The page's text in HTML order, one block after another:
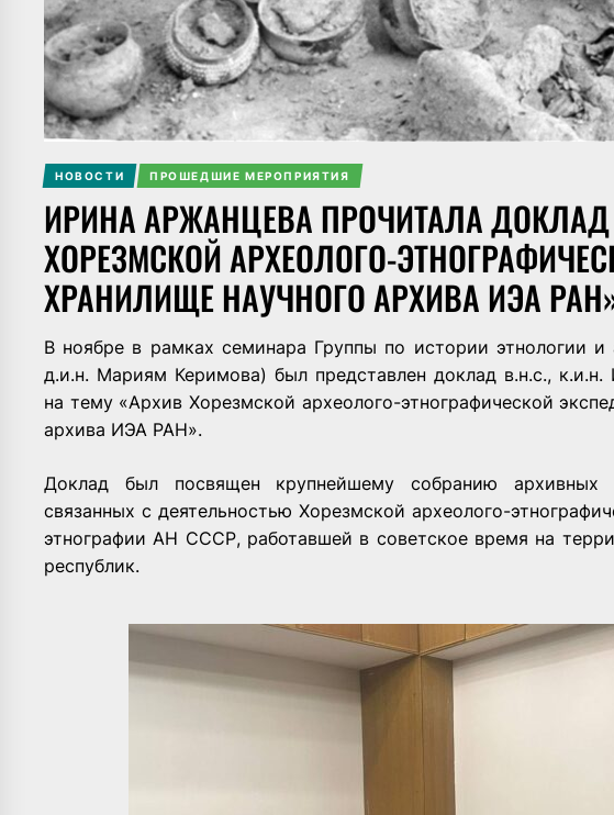
НОВОСТИ ПРОШЕДШИЕ МЕРОПРИЯТИЯ
ИРИНА АРЖАНЦЕВА ПРОЧИТАЛА ДОКЛАД
ХОРЕЗМСКОЙ АРХЕОЛОГО-
ХРАНИЛИЩЕ НАУЧНОГО АРХИВА ИЭА
В ноябре в рамках семинара Группы по истории этнологии и
д.и.н. Мариям Керимова) был представлен доклад в.н.с.,
на тему «Архив Хорезмской археолого-этнографической
архива ИЭА РАН».
Доклад был посвящен крупнейшему собранию архивных
связанных с деятельностью Хорезмской археолого-
этнографии АН СССР, работавшей в советское время на
республик.